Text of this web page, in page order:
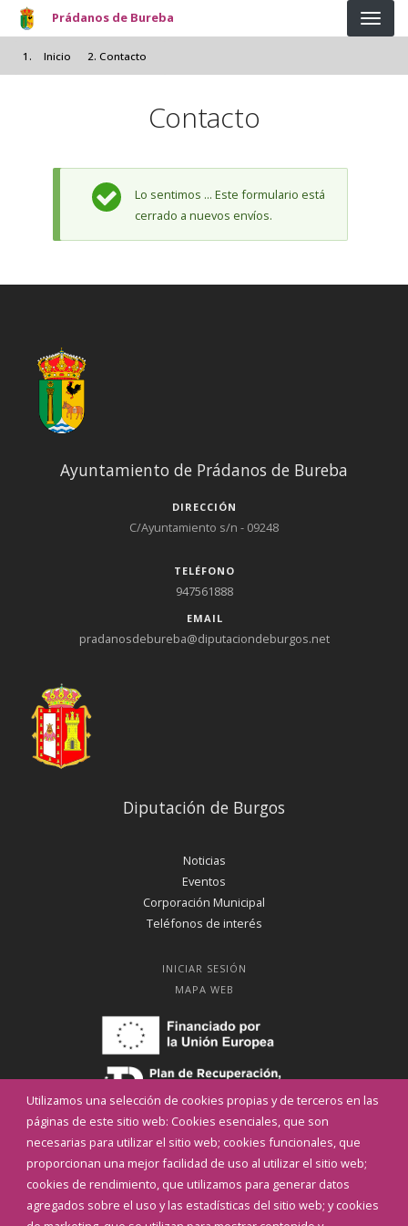
Pasar al contenido principal
Prádanos de Bureba
Inicio Contacto
Contacto
Mensaje de estado
Lo sentimos ... Este formulario está
cerrado a nuevos envíos.
Utilizamos una selección de cookies propias y de terceros en las
páginas de este sitio web: Cookies esenciales, que son
necesarias para utilizar el sitio web; cookies funcionales, que
proporcionan una mejor facilidad de uso al utilizar el sitio web;
cookies de rendimiento, que utilizamos para generar datos
agregados sobre el uso y las estadísticas del sitio web; y cookies
Ayuntamiento de Prádanos de Bureba
DIRECCIÓN
C/Ayuntamiento s/n - 09248
TELÉFONO
947561888
EMAIL
pradanosdebureba@diputaciondeburgos.net
Diputación de Burgos
Noticias
Eventos
Corporación Municipal
Teléfonos de interés
INICIAR SESIÓN
MAPA WEB